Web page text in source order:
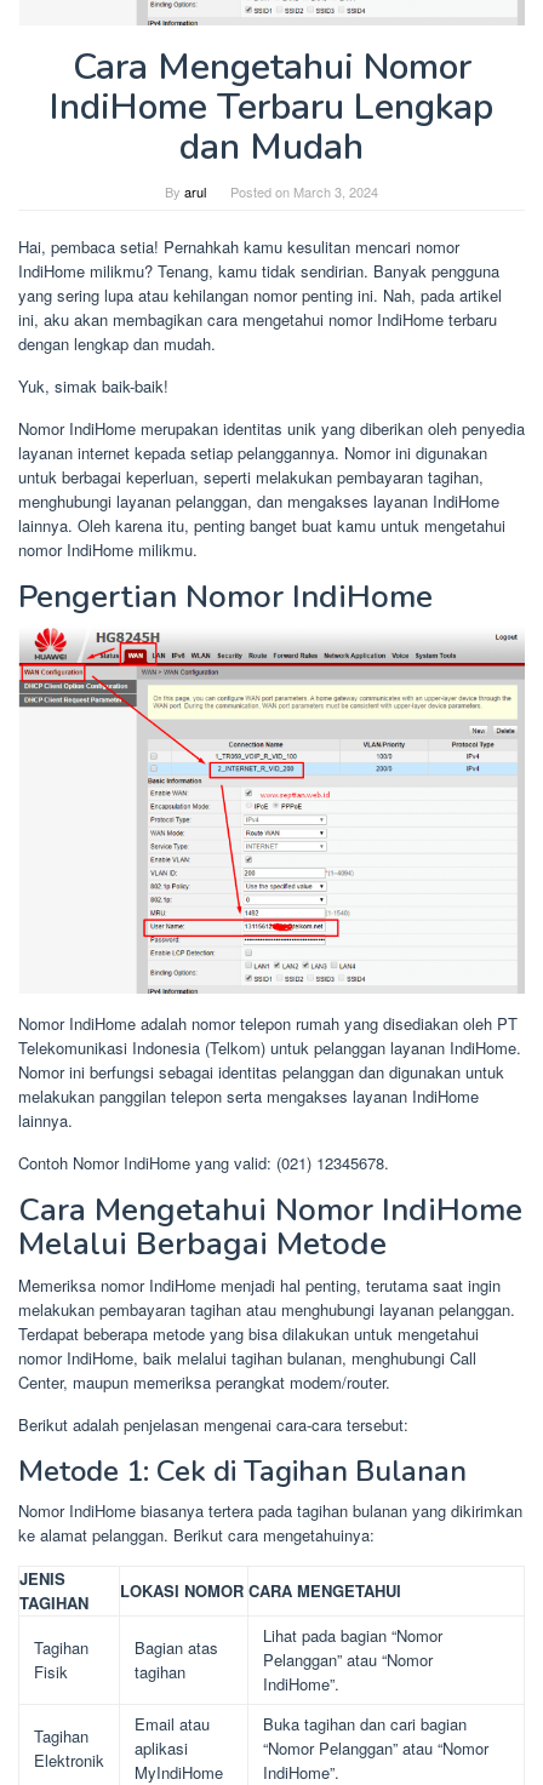
Cara Mengetahui Nomor
IndiHome Terbaru Lengkap
dan Mudah
By arul Posted on March 3, 2024
Hai, pembaca setia! Pernahkah kamu kesulitan mencari nomor
IndiHome milikmu? Tenang, kamu tidak sendirian. Banyak pengguna
yang sering lupa atau kehilangan nomor penting ini. Nah, pada artikel
ini, aku akan membagikan cara mengetahui nomor IndiHome terbaru
dengan lengkap dan mudah.
Yuk, simak baik-baik!
Nomor IndiHome merupakan identitas unik yang diberikan oleh penyedia
layanan internet kepada setiap pelanggannya. Nomor ini digunakan
untuk berbagai keperluan, seperti melakukan pembayaran tagihan,
menghubungi layanan pelanggan, dan mengakses layanan IndiHome
lainnya. Oleh karena itu, penting banget buat kamu untuk mengetahui
nomor IndiHome milikmu.
Pengertian Nomor IndiHome
Nomor IndiHome adalah nomor telepon rumah yang disediakan oleh PT
Telekomunikasi Indonesia (Telkom) untuk pelanggan layanan IndiHome.
Nomor ini berfungsi sebagai identitas pelanggan dan digunakan untuk
melakukan panggilan telepon serta mengakses layanan IndiHome
lainnya.
Contoh Nomor IndiHome yang valid: (021) 12345678.
Cara Mengetahui Nomor IndiHome
Melalui Berbagai Metode
Memeriksa nomor IndiHome menjadi hal penting, terutama saat ingin
melakukan pembayaran tagihan atau menghubungi layanan pelanggan.
Terdapat beberapa metode yang bisa dilakukan untuk mengetahui
nomor IndiHome, baik melalui tagihan bulanan, menghubungi Call
Center, maupun memeriksa perangkat modem/router.
Berikut adalah penjelasan mengenai cara-cara tersebut:
Metode 1: Cek di Tagihan Bulanan
Nomor IndiHome biasanya tertera pada tagihan bulanan yang dikirimkan
ke alamat pelanggan. Berikut cara mengetahuinya:
JENIS
TAGIHAN
LOKASI NOMOR CARA MENGETAHUI
Tagihan
Fisik
Bagian atas
tagihan
Lihat pada bagian “Nomor
Pelanggan” atau “Nomor
IndiHome”.
Tagihan
Elektronik
Email atau
aplikasi
MyIndiHome
Buka tagihan dan cari bagian
“Nomor Pelanggan” atau “Nomor
IndiHome”.